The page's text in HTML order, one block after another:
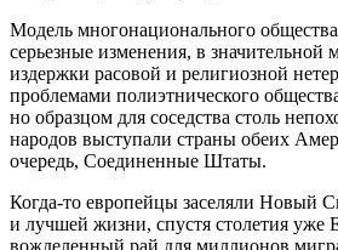
Модель многонационального
серьезные изменения, в значительной
издержки расовой и религиозной
проблемами полиэтнического
но образцом для соседства столь
народов выступали страны обеих
очередь, Соединенные Штаты.
Когда-то европейцы заселяли Новый
и лучшей жизни, спустя столетия уже
вожделенный рай для миллионов